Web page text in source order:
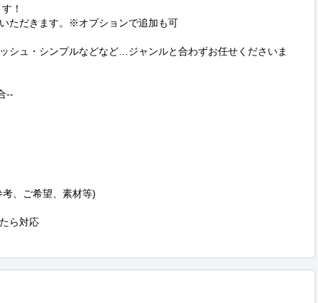
！
ただきます。※オプションで追加も可
シュ・シンプルなどなど…ジャンルと合わずお任せくださいま
--
、ご希望、素材等)
ら対応